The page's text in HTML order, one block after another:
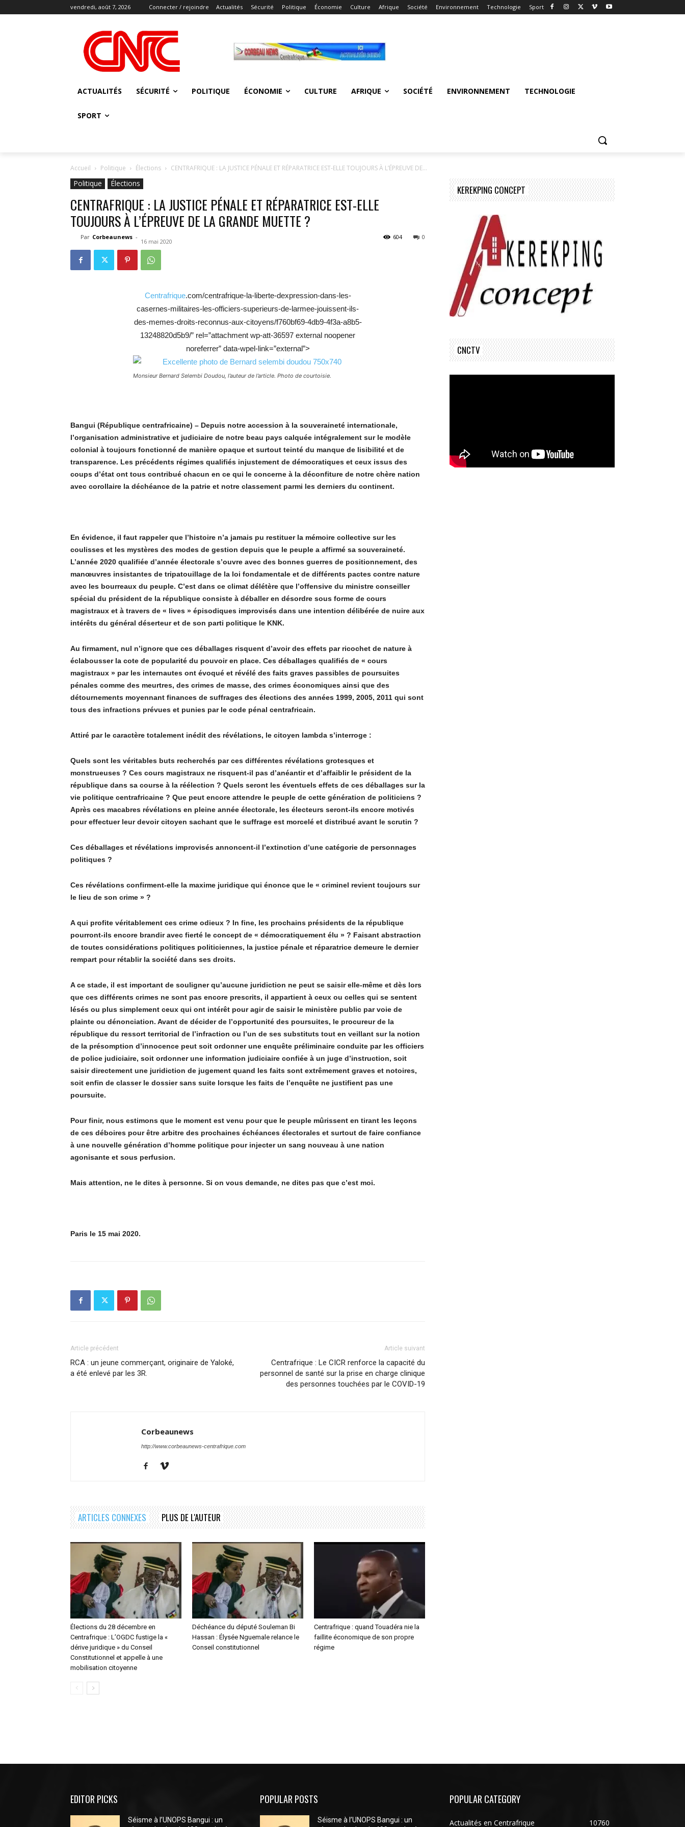
vendredi, août 7, 2026 Connecter / rejoindre Actualités Sécurité Politique Économie Culture Afrique Société Environnement Technologie Sport
ACTUALITÉS SÉCURITÉ POLITIQUE ÉCONOMIE CULTURE AFRIQUE SOCIÉTÉ ENVIRONNEMENT TECHNOLOGIE
SPORT
Accueil Politique Élections CENTRAFRIQUE : LA JUSTICE PÉNALE ET RÉPARATRICE EST-ELLE TOUJOURS À L’ÉPREUVE DE...
Politique Élections
CENTRAFRIQUE : LA JUSTICE PÉNALE ET RÉPARATRICE EST-ELLE
TOUJOURS À L’ÉPREUVE DE LA GRANDE MUETTE ?
Par Corbeaunews -
16 mai 2020
0
604
Centrafrique.com/centrafrique-la-liberte-dexpression-dans-les-
casernes-militaires-les-officiers-superieurs-de-larmee-jouissent-ils-
des-memes-droits-reconnus-aux-citoyens/f760bf69-4db9-4f3a-a8b5-
13248820d5b9/” rel=”attachment wp-att-36597 external noopener
noreferrer” data-wpel-link=”external”>
Monsieur Bernard Selembi Doudou, l’auteur de l’article. Photo de courtoisie.
Bangui (République centrafricaine) – Depuis notre accession à la souveraineté internationale,
l’organisation administrative et judiciaire de notre beau pays calquée intégralement sur le modèle
colonial à toujours fonctionné de manière opaque et surtout teinté du manque de lisibilité et de
transparence. Les précédents régimes qualifiés injustement de démocratiques et ceux issus des
coups d’état ont tous contribué chacun en ce qui le concerne à la déconfiture de notre chère nation
avec corollaire la déchéance de la patrie et notre classement parmi les derniers du continent.
En évidence, il faut rappeler que l’histoire n’a jamais pu restituer la mémoire collective sur les
coulisses et les mystères des modes de gestion depuis que le peuple a affirmé sa souveraineté.
L’année 2020 qualifiée d’année électorale s’ouvre avec des bonnes guerres de positionnement, des
manœuvres insistantes de tripatouillage de la loi fondamentale et de différents pactes contre nature
avec les bourreaux du peuple. C’est dans ce climat délétère que l’offensive du ministre conseiller
spécial du président de la république consiste à déballer en désordre sous forme de cours
magistraux et à travers de « lives » épisodiques improvisés dans une intention délibérée de nuire aux
intérêts du général déserteur et de son parti politique le KNK.
Au firmament, nul n’ignore que ces déballages risquent d’avoir des effets par ricochet de nature à
éclabousser la cote de popularité du pouvoir en place. Ces déballages qualifiés de « cours
magistraux » par les internautes ont évoqué et révélé des faits graves passibles de poursuites
pénales comme des meurtres, des crimes de masse, des crimes économiques ainsi que des
détournements moyennant finances de suffrages des élections des années 1999, 2005, 2011 qui sont
tous des infractions prévues et punies par le code pénal centrafricain.
Attiré par le caractère totalement inédit des révélations, le citoyen lambda s’interroge :
Quels sont les véritables buts recherchés par ces différentes révélations grotesques et
monstrueuses ? Ces cours magistraux ne risquent-il pas d’anéantir et d’affaiblir le président de la
république dans sa course à la réélection ? Quels seront les éventuels effets de ces déballages sur la
vie politique centrafricaine ? Que peut encore attendre le peuple de cette génération de politiciens ?
Après ces macabres révélations en pleine année électorale, les électeurs seront-ils encore motivés
pour effectuer leur devoir citoyen sachant que le suffrage est morcelé et distribué avant le scrutin ?
Ces déballages et révélations improvisés annoncent-il l’extinction d’une catégorie de personnages
politiques ?
Ces révélations confirment-elle la maxime juridique qui énonce que le « criminel revient toujours sur
le lieu de son crime » ?
A qui profite véritablement ces crime odieux ? In fine, les prochains présidents de la république
pourront-ils encore brandir avec fierté le concept de « démocratiquement élu » ? Faisant abstraction
de toutes considérations politiques politiciennes, la justice pénale et réparatrice demeure le dernier
rempart pour rétablir la société dans ses droits.
A ce stade, il est important de souligner qu’aucune juridiction ne peut se saisir elle-même et dès lors
que ces différents crimes ne sont pas encore prescrits, il appartient à ceux ou celles qui se sentent
lésés ou plus simplement ceux qui ont intérêt pour agir de saisir le ministère public par voie de
plainte ou dénonciation. Avant de décider de l’opportunité des poursuites, le procureur de la
république du ressort territorial de l’infraction ou l’un de ses substituts tout en veillant sur la notion
de la présomption d’innocence peut soit ordonner une enquête préliminaire conduite par les officiers
de police judiciaire, soit ordonner une information judiciaire confiée à un juge d’instruction, soit
saisir directement une juridiction de jugement quand les faits sont extrêmement graves et notoires,
soit enfin de classer le dossier sans suite lorsque les faits de l’enquête ne justifient pas une
poursuite.
Pour finir, nous estimons que le moment est venu pour que le peuple mûrissent en tirant les leçons
de ces déboires pourêtre arbitre des prochaines échéances électorales et surtout de faire confiance
à une nouvelle génération d’homme politique pour injecter un sang nouveau à une nation
agonisante et sous perfusion.
Mais attention, ne le dites à personne. Si on vous demande, ne dites pas que c’est moi.
Paris le 15 mai 2020.
Article précédent
RCA : un jeune commerçant, originaire de Yaloké,
a été enlevé par les 3R.
Article suivant
Centrafrique : Le CICR renforce la capacité du
personnel de santé sur la prise en charge clinique
des personnes touchées par le COVID-19
Corbeaunews
http://www.corbeaunews-centrafrique.com
ARTICLES CONNEXES PLUS DE L'AUTEUR
Élections du 28 décembre en
Centrafrique : L’OGDC fustige la «
dérive juridique » du Conseil
Constitutionnel et appelle à une
mobilisation citoyenne
Déchéance du député Souleman Bi
Hassan : Élysée Nguemale relance le
Conseil constitutionnel
Centrafrique : quand Touadéra nie la
faillite économique de son propre
régime
KEREKPING CONCEPT
CNCTV
EDITOR PICKS
Séisme à l’UNOPS Bangui : un
POPULAR POSTS
Séisme à l’UNOPS Bangui : un
POPULAR CATEGORY
Actualités en Centrafrique 10760